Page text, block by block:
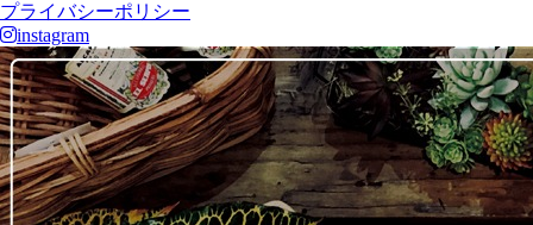
プライバシーポリシー
instagram